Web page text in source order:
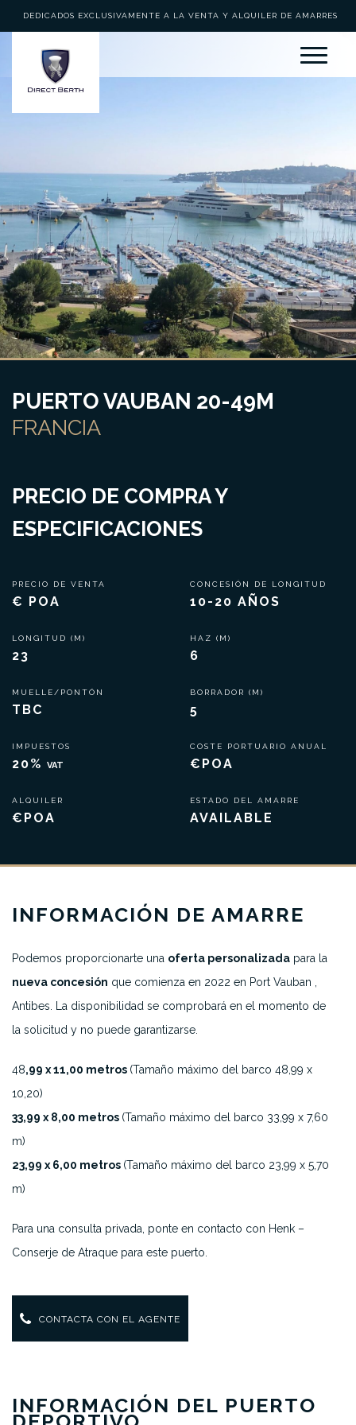
DEDICADOS EXCLUSIVAMENTE A LA VENTA Y ALQUILER DE AMARRES
PUERTO VAUBAN 20-49M
FRANCIA
PRECIO DE COMPRA Y
ESPECIFICACIONES
PRECIO DE VENTA
€ POA
LONGITUD (M)
23
MUELLE/PONTÓN
TBC
IMPUESTOS
20% VAT
ALQUILER
€POA
CONCESIÓN DE LONGITUD
10-20 AÑOS
HAZ (M)
6
BORRADOR (M)
5
COSTE PORTUARIO ANUAL
€POA
ESTADO DEL AMARRE
AVAILABLE
INFORMACIÓN DE AMARRE
Podemos proporcionarte una oferta personalizada para la
nueva concesión que comienza en 2022 en Port Vauban ,
Antibes. La disponibilidad se comprobará en el momento de
la solicitud y no puede garantizarse.
48,99 x 11,00 metros (Tamaño máximo del barco 48,99 x
10,20)
33,99 x 8,00 metros (Tamaño máximo del barco 33,99 x 7,60
m)
23,99 x 6,00 metros (Tamaño máximo del barco 23,99 x 5,70
m)
Para una consulta privada, ponte en contacto con Henk –
Conserje de Atraque para este puerto.
CONTACTA CON EL AGENTE
INFORMACIÓN DEL PUERTO